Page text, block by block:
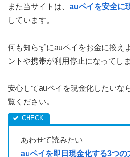
また当サイトは、 auペイを安全に
しています。
何も知らずにauペイをお金に換え
ントや携帯が利用停止になってし
安心してauペイを現金化したいな
覧ください。
あわせて読みたい
auペイを即日現金化する3つの